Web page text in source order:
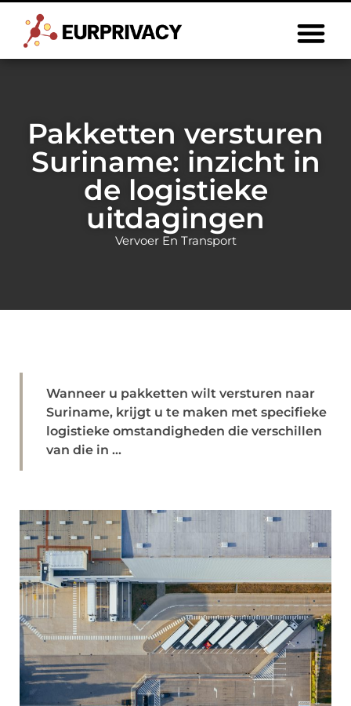
Pakketten versturen
Suriname: inzicht in
de logistieke
uitdagingen
Vervoer En Transport
Wanneer u pakketten wilt versturen naar
Suriname, krijgt u te maken met specifieke
logistieke omstandigheden die verschillen
van die in ...